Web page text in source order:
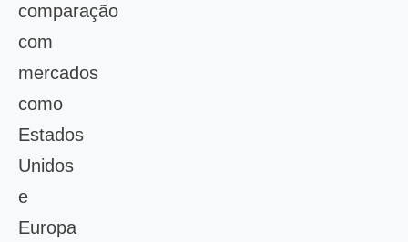
comparação
com
mercados
como
Estados
Unidos
e
Europa